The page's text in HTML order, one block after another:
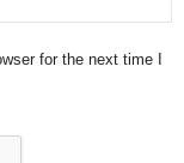
for the next time I